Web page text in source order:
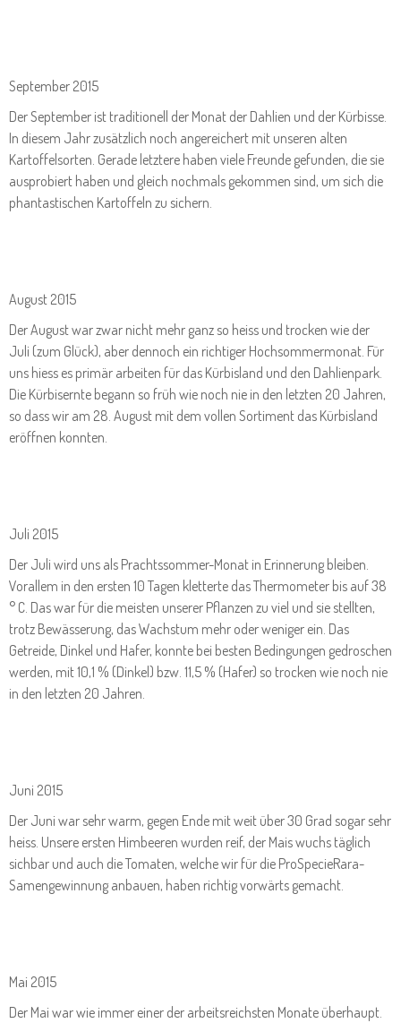
September 2015
Der September ist traditionell der Monat der Dahlien und der Kürbisse.
In diesem Jahr zusätzlich noch angereichert mit unseren alten
Kartoffelsorten. Gerade letztere haben viele Freunde gefunden, die sie
ausprobiert haben und gleich nochmals gekommen sind, um sich die
phantastischen Kartoffeln zu sichern.
August 2015
Der August war zwar nicht mehr ganz so heiss und trocken wie der
Juli (zum Glück), aber dennoch ein richtiger Hochsommermonat. Für
uns hiess es primär arbeiten für das Kürbisland und den Dahlienpark.
Die Kürbisernte begann so früh wie noch nie in den letzten 20 Jahren,
so dass wir am 28. August mit dem vollen Sortiment das Kürbisland
eröffnen konnten.
Juli 2015
Der Juli wird uns als Prachtssommer-Monat in Erinnerung bleiben.
Vorallem in den ersten 10 Tagen kletterte das Thermometer bis auf 38
° C. Das war für die meisten unserer Pflanzen zu viel und sie stellten,
trotz Bewässerung, das Wachstum mehr oder weniger ein. Das
Getreide, Dinkel und Hafer, konnte bei besten Bedingungen gedroschen
werden, mit 10,1 % (Dinkel) bzw. 11,5 % (Hafer) so trocken wie noch nie
in den letzten 20 Jahren.
Juni 2015
Der Juni war sehr warm, gegen Ende mit weit über 30 Grad sogar sehr
heiss. Unsere ersten Himbeeren wurden reif, der Mais wuchs täglich
sichbar und auch die Tomaten, welche wir für die ProSpecieRara-
Samengewinnung anbauen, haben richtig vorwärts gemacht.
Mai 2015
Der Mai war wie immer einer der arbeitsreichsten Monate überhaupt.